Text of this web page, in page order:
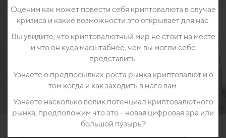
Оценим как может повести себя криптовалюта в случае
кризиса и какие возможности это открывает для нас.
Вы увидите, что криптовалютный мир не стоит на месте
и что он куда масштабнее, чем вы могли себе
представить.
Узнаете о предпосылках роста рынка криптовалют и о
том когда и как заходить в него вам.
Узнаете насколько велик потенциал криптовалютного
рынка, предположим что это - новая цифровая эра или
большой пузырь?